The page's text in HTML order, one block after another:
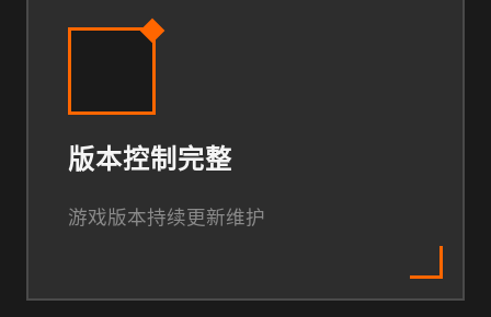
版本控制完整
游戏版本持续更新维护